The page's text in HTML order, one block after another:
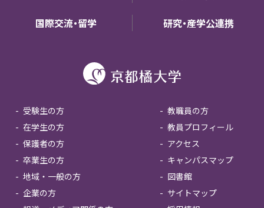
国際交流・留学 研究・産学公連携
受験生の方
在学生の方
保護者の方
卒業生の方
地域・一般の方
企業の方
教職員の方
教員プロフィール
アクセス
キャンパスマップ
図書館
サイトマップ